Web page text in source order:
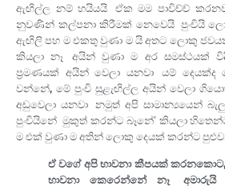
ඇඟිල්ල නම් හයියයි. ඒක මම පාවිච්ච්
නුවණින් කල්පනා කිරීමක් නෙවෙයි. පුංචියි
ඇඟිලි පහ ම එකතු වුණා ම යි අතට ලොකු
කියලා නෑ. අයින් වුණා ම අර සමස්ථයක්
ප්‍රමණයක් අයින් වෙලා යනවා. යම්
වන්නේ, මේ පුංචි සුළැඟිල්ල අයින් වෙලා
අඩුවෙලා යනවා. නමුත් අපි සාමාන්‍යයෙන්
පුංචියිනේ. මුකුත් කරන්ට බෑනේ’ කියලා
ම එක් වුණා ම අතින් ලොකු දෙයක් කරන්ට
ඒ වගේ අපි භාවනා කීපයක්
භාවනා කෙරෙන්නේ නෑ. අමාරුයි.